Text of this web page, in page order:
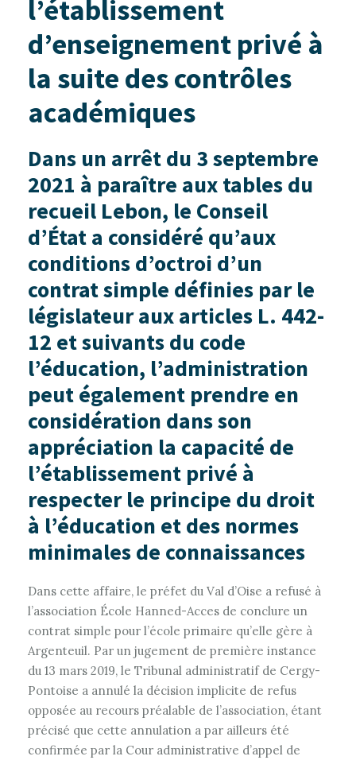
l’établissement
d’enseignement privé à
la suite des contrôles
académiques
Dans un arrêt du 3 septembre
2021 à paraître aux tables du
recueil Lebon, le Conseil
d’État a considéré qu’aux
conditions d’octroi d’un
contrat simple définies par le
législateur aux articles L. 442-
12 et suivants du code
l’éducation, l’administration
peut également prendre en
considération dans son
appréciation la capacité de
l’établissement privé à
respecter le principe du droit
à l’éducation et des normes
minimales de connaissances
Dans cette affaire, le préfet du Val d’Oise a refusé à
l’association École Hanned-Acces de conclure un
contrat simple pour l’école primaire qu’elle gère à
Argenteuil. Par un jugement de première instance
du 13 mars 2019, le Tribunal administratif de Cergy-
Pontoise a annulé la décision implicite de refus
opposée au recours préalable de l’association, étant
précisé que cette annulation a par ailleurs été
confirmée par la Cour administrative d’appel de